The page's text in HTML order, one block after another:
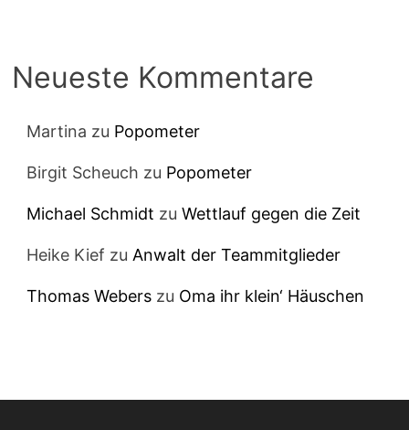
Neueste Kommentare
Martina zu Popometer
Birgit Scheuch zu Popometer
Michael Schmidt zuWettlauf gegen die Zeit
Heike Kief zu Anwalt der Teammitglieder
Thomas Webers zu Oma ihr klein‘ Häuschen